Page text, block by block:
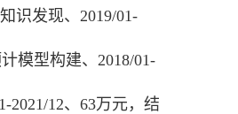
识发现、 2019/01-
模型构建、 2018/01-
2021/12、 63万元，结